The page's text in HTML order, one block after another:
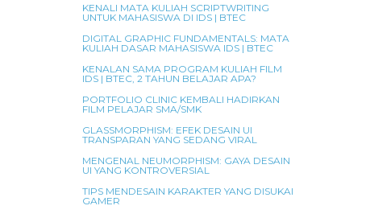
KENALI MATA KULIAH SCRIPTWRITING
UNTUK MAHASISWA DI IDS | BTEC
DIGITAL GRAPHIC FUNDAMENTALS: MATA
KULIAH DASAR MAHASISWA IDS | BTEC
KENALAN SAMA PROGRAM KULIAH FILM
IDS | BTEC, 2 TAHUN BELAJAR APA?
PORTFOLIO CLINIC KEMBALI HADIRKAN
FILM PELAJAR SMA/SMK
GLASSMORPHISM: EFEK DESAIN UI
TRANSPARAN YANG SEDANG VIRAL
MENGENAL NEUMORPHISM: GAYA DESAIN
UI YANG KONTROVERSIAL
TIPS MENDESAIN KARAKTER YANG DISUKAI
GAMER